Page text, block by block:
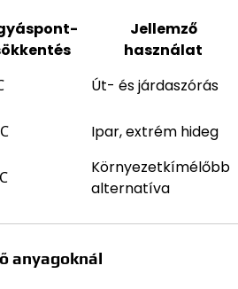
Jellemző
használat
Út- és járdaszórás
Ipar, extrém hideg
Környezetkímélőbb
alternatíva
anyagoknál